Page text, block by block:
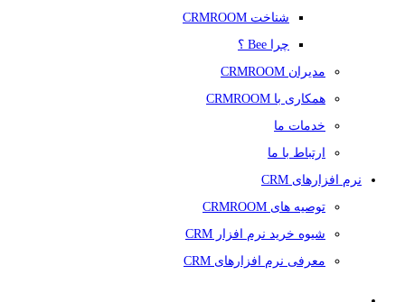
شناخت CRMROOM
چرا Bee ؟
مدیران CRMROOM
همکاری با CRMROOM
خدمات ما
ارتباط با ما
نرم افزارهای CRM
توصیه های CRMROOM
شیوه خرید نرم افزار CRM
معرفی نرم افزارهای CRM